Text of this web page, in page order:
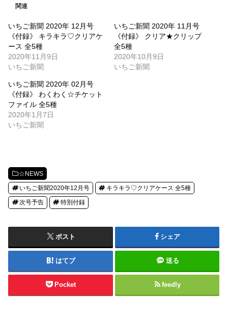
関連
いちご新聞 2020年 12月号
《付録》 キラキラ♡クリアケ
ース 全5種
2020年11月9日
いちご新聞
いちご新聞 2020年 11月号
《付録》 クリア★クリップ
全5種
2020年10月9日
いちご新聞
いちご新聞 2020年 02月号
《付録》 わくわく☆チケット
ファイル 全5種
2020年1月7日
いちご新聞
☆NEWS
いちご新聞2020年12月号 キラキラ♡クリアケース 全5種
次号予告 特別付録
ポスト シェア
はてブ 送る
Pocket feedly